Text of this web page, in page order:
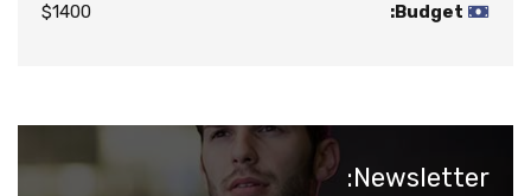
Budget:
$1400
Newsletter: